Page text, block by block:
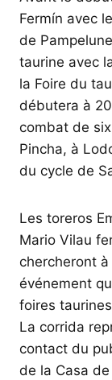
Fermín avec
de
taurine avec
la Foire du
débutera à
combat de
Pincha, à
du cycle de
Les toreros
Mario Vilau
chercheront
événement
foires
La corrida
contact du
de la Casa